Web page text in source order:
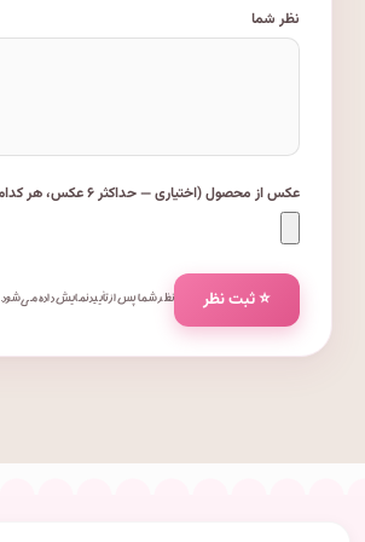
نظر شما
عکس از محصول (اختیاری — حداکثر ۶ عکس، هر کدام تا ۳ مگابایت)
⭐ ثبت نظر نظر شما پس از تأیید نمایش داده می‌شود.